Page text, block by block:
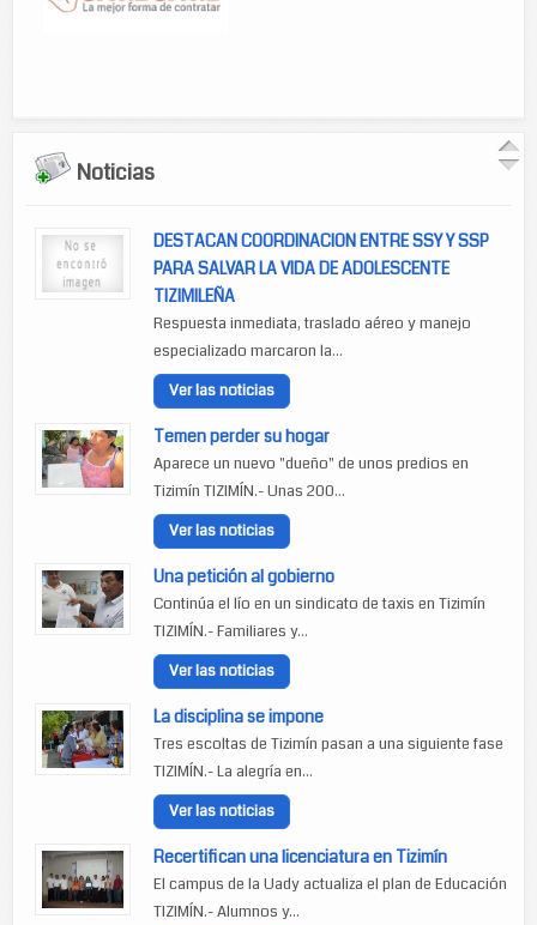
Noticias
DESTACAN COORDINACION ENTRE SSY Y SSP
PARA SALVAR LA VIDA DE ADOLESCENTE
TIZIMILEÑA
Respuesta inmediata, traslado aéreo y manejo
especializado marcaron la...
Ver las noticias
Temen perder su hogar
Aparece un nuevo "dueño" de unos predios en
Tizimín TIZIMÍN.- Unas 200...
Ver las noticias
Una petición al gobierno
Continúa el lío en un sindicato de taxis en Tizimín
TIZIMÍN.- Familiares y...
Ver las noticias
La disciplina se impone
Tres escoltas de Tizimín pasan a una siguiente fase
TIZIMÍN.- La alegría en...
Ver las noticias
Recertifican una licenciatura en Tizimín
El campus de la Uady actualiza el plan de Educación
TIZIMÍN.- Alumnos y...